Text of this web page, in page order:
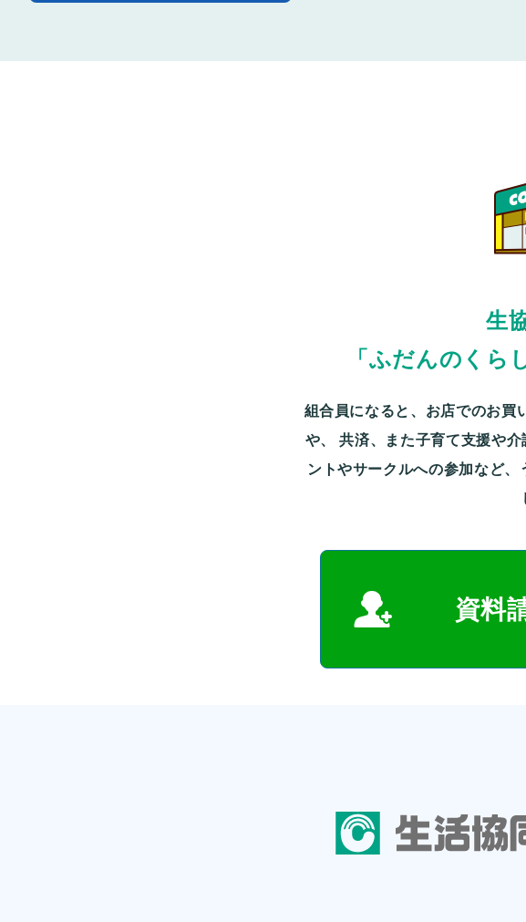
生
「ふだんのくら
組合員になると、お店でのお買
や、共済、また子育て支援や介
ントやサークルへの参加など、
資料